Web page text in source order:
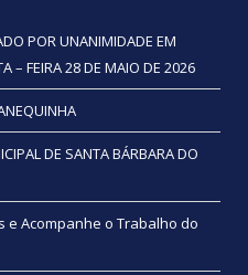
POR UNANIMIDADE EM
– FEIRA 28 DE MAIO DE 2026
DE SANTA BÁRBARA DO
e Acompanhe o Trabalho do